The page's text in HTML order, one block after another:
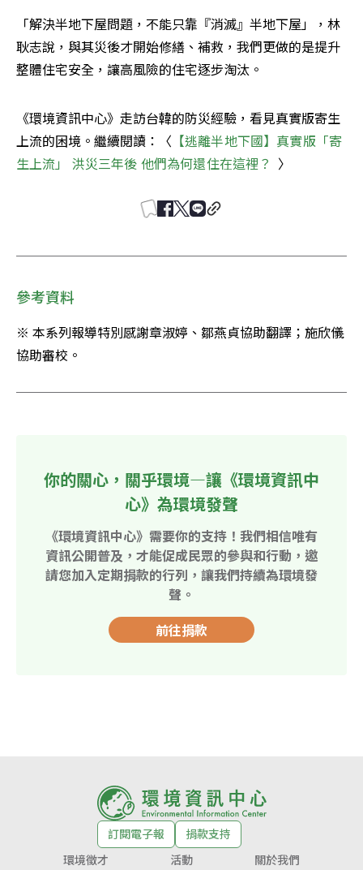
「解決半地下屋問題，不能只靠『消滅』半地下屋」，林
耿志說，與其災後才開始修繕、補救，我們更做的是提升
整體住宅安全，讓高風險的住宅逐步淘汰。
《環境資訊中心》走訪台韓的防災經驗，看見真實版寄生
上流的困境。繼續閱讀：〈 【逃離半地下國】真實版「寄
生上流」 洪災三年後 他們為何還住在這裡？ 〉
參考資料
※ 本系列報導特別感謝章淑婷、鄒燕貞協助翻譯；施欣儀
協助審校。
你的關心，關乎環境—讓《環境資訊中
心》為環境發聲
《環境資訊中心》需要你的支持！我們相信唯有
資訊公開普及，才能促成民眾的參與和行動，邀
請您加入定期捐款的行列，讓我們持續為環境發
聲。
前往捐款
訂閱電子報
捐款支持
環境徵才
活動 關於我們